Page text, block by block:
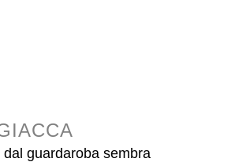
guardaroba sembra